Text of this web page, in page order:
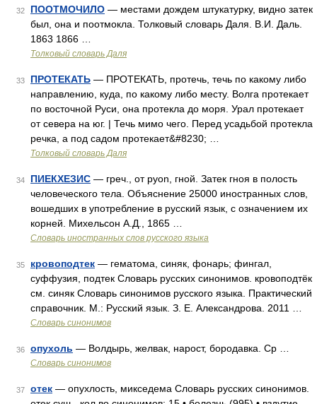
32 ПООТМОЧИЛО — местами дождем штукатурку, видно затек
был, она и поотмокла. Толковый словарь Даля. В.И. Даль.
1863 1866 …
Толковый словарь Даля
33 ПРОТЕКАТЬ — ПРОТЕКАТЬ, протечь, течь по какому либо
направлению, куда, по какому либо месту. Волга протекает
по восточной Руси, она протекла до моря. Урал протекает
от севера на юг. | Течь мимо чего. Перед усадьбой протекла
речка, а под садом протекает&#8230; …
Толковый словарь Даля
34 ПИЕКХЕЗИС — греч., от pyon, гной. Затек гноя в полость
человеческого тела. Объяснение 25000 иностранных слов,
вошедших в употребление в русский язык, с означением их
корней. Михельсон А.Д., 1865 …
Словарь иностранных слов русского языка
35 кровоподтек — гематома, синяк, фонарь; фингал,
суффузия, подтек Словарь русских синонимов. кровоподтёк
см. синяк Словарь синонимов русского языка. Практический
справочник. М.: Русский язык. З. Е. Александрова. 2011 …
Словарь синонимов
36 опухоль — Волдырь, желвак, нарост, бородавка. Ср …
Словарь синонимов
37 отек — опухлость, микседема Словарь русских синонимов.